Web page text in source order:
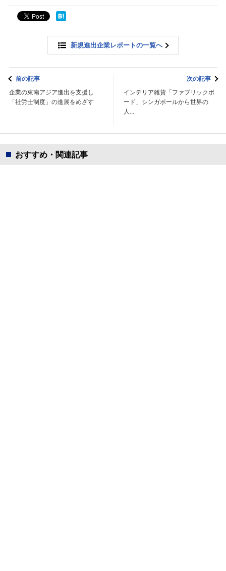
新規進出企業レポートの一覧へ
前の記事
企業の東南アジア進出を支援し
「社労士制度」の進展をめざす
次の記事
インテリア雑貨「ファブリックボ
ード」シンガポールから世界の
人...
おすすめ・関連記事